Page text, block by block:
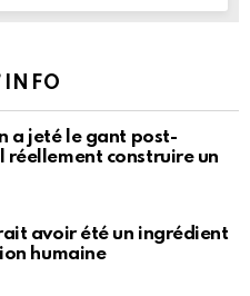
a jeté le gant post-
réellement construire un
avoir été un ingrédient
humaine